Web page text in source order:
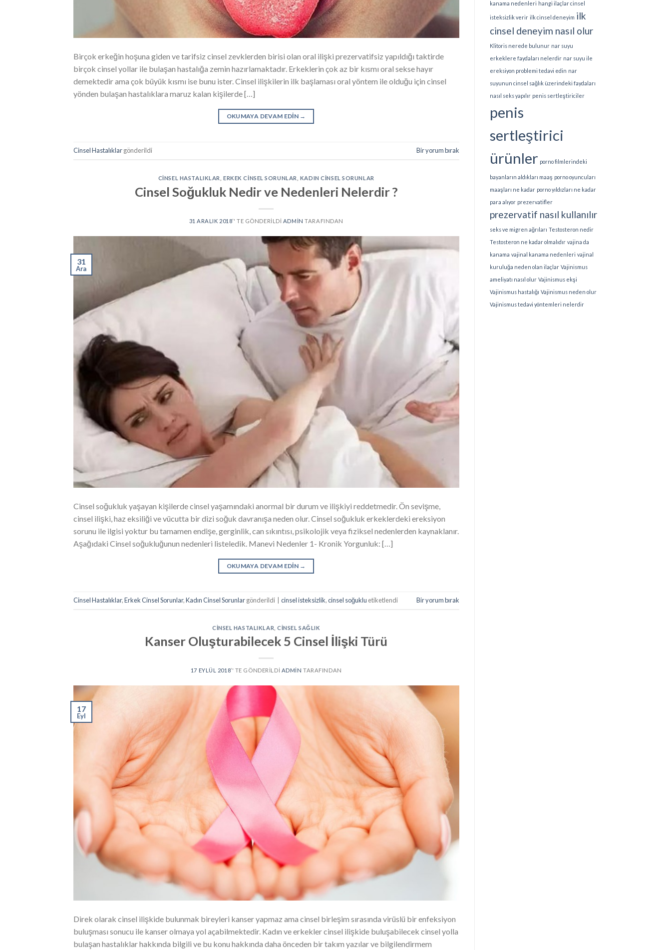
Birçok erkeğin hoşuna giden ve tarifsiz cinsel zevklerden birisi olan oral ilişki prezervatifsiz yapıldığı taktirde
birçok cinsel yollar ile bulaşan hastalığa zemin hazırlamaktadır. Erkeklerin çok az bir kısmı oral sekse hayır
demektedir ama çok büyük kısmı ise bunu ister. Cinsel ilişkilerin ilk başlaması oral yöntem ile olduğu için cinsel
yönden bulaşan hastalıklara maruz kalan kişilerde […]
OKUMAYA DEVAM EDIN →
Cinsel Hastalıklargönderildi Bir yorum bırak
CINSEL HASTALIKLAR ,ERKEK CINSEL SORUNLAR KADIN CINSEL SORUNLAR
Cinsel Soğukluk Nedir ve Nedenleri Nelerdir ?
31 ARALIK 2018’' TE GÖNDERILDI ADMIN TARAFINDAN
31
Ara
Cinsel soğukluk yaşayan kişilerde cinsel yaşamındaki anormal bir durum ve ilişkiyi reddetmedir. Ön sevişme,
cinsel ilişki, haz eksiliği ve vücutta bir dizi soğuk davranışa neden olur. Cinsel soğukluk erkeklerdeki ereksiyon
sorunu ile ilgisi yoktur bu tamamen endişe, gerginlik, can sıkıntısı, psikolojik veya fiziksel nedenlerden kaynaklanır.
Aşağıdaki Cinsel soğukluğunun nedenleri listeledik. Manevi Nedenler 1- Kronik Yorgunluk: […]
OKUMAYA DEVAM EDIN →
Cinsel Hastalıklar,Erkek Cinsel Sorunlar,Kadın Cinsel Sorunlargönderildi cinsel isteksizlik,cinsel soğuklu etiketlendi Bir yorum bırak
CINSEL HASTALIKLAR ,CINSEL SAĞLIK
Kanser Oluşturabilecek 5 Cinsel İlişki Türü
17 EYLÜL 2018’' TE GÖNDERILDI ADMIN TARAFINDAN
17
Eyl
Direk olarak cinsel ilişkide bulunmak bireyleri kanser yapmaz ama cinsel birleşim sırasında virüslü bir enfeksiyon
buluşması sonucu ile kanser olmaya yol açabilmektedir. Kadın ve erkekler cinsel ilişkide buluşabilecek cinsel yolla
bulaşan hastalıklar hakkında bilgili ve bu konu hakkında daha önceden bir takım yazılar ve bilgilendirmem
kanama nedenleri hangi ilaçlar cinsel
isteksizlik verir ilk cinsel deneyim ilk
cinsel deneyim nasıl olur
Klitoris nerede bulunur nar suyu
erkeklere faydaları nelerdir nar suyu ile
ereksiyon problemi tedavi edin nar
suyunun cinsel sağlık üzerindeki faydaları
nasıl seks yapılır penis sertleştiriciler
penis
sertleştirici
ürünler porno filmlerindeki
bayanların aldıkları maaş porno oyuncuları
maaşları ne kadar porno yıldızları ne kadar
para alıyor prezervatifler
prezervatif nasıl kullanılır
seks ve migren ağrıları Testosteron nedir
Testosteron ne kadar olmalıdır vajina da
kanama vajinal kanama nedenleri vajinal
kuruluğa neden olan ilaçlar Vajinismus
ameliyatı nasıl olur Vajinismus ekşi
Vajinismus hastalığı Vajinismus neden olur
Vajinismus tedavi yöntemleri nelerdir